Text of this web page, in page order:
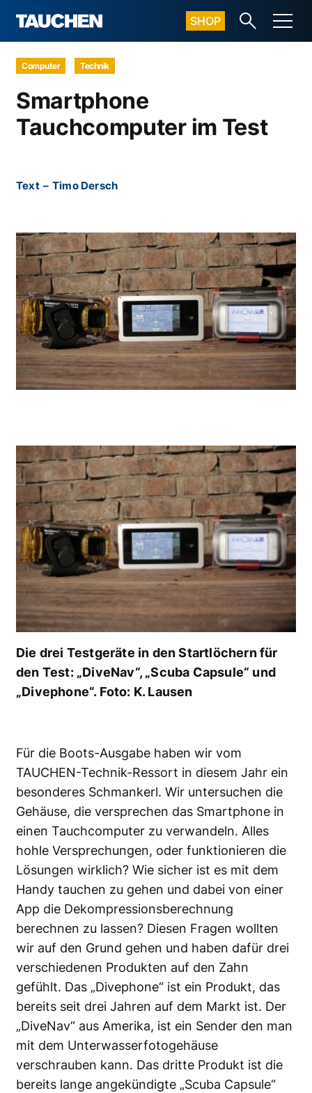
SHOP
Computer Technik
Smartphone
Tauchcomputer im Test
Text – Timo Dersch
Die drei Testgeräte in den Startlöchern für
den Test: „DiveNav“, „Scuba Capsule“ und
„Divephone“. Foto: K. Lausen
Für die Boots-Ausgabe haben wir vom
TAUCHEN-Technik-Ressort in diesem Jahr ein
besonderes Schmankerl. Wir untersuchen die
Gehäuse, die versprechen das Smartphone in
einen Tauchcomputer zu verwandeln. Alles
hohle Versprechungen, oder funktionieren die
Lösungen wirklich? Wie sicher ist es mit dem
Handy tauchen zu gehen und dabei von einer
App die Dekompressionsberechnung
berechnen zu lassen? Diesen Fragen wollten
wir auf den Grund gehen und haben dafür drei
verschiedenen Produkten auf den Zahn
gefühlt. Das „Divephone“ ist ein Produkt, das
bereits seit drei Jahren auf dem Markt ist. Der
„DiveNav“ aus Amerika, ist ein Sender den man
mit dem Unterwasserfotogehäuse
verschrauben kann. Das dritte Produkt ist die
bereits lange angekündigte „Scuba Capsule“